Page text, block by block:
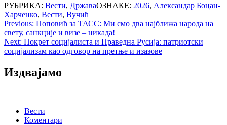
РУБРИКА: Вести, ДржаваОЗНАКЕ: 2026, Александар Боцан-
Харченко, Вести, Вучић
Post
navigation
Previous: Поповић за ТАСС: Ми смо два најближа народа на
свету, санкције и визе – никада!
Next: Покрет социјалиста и Праведна Русија: патриотски
социјализам као одговор на претње и изазове
Издвајамо
Вести
Коментари